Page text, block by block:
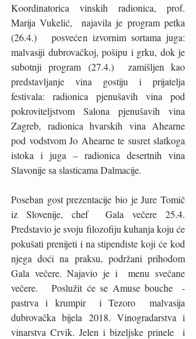
Koordinatorica vinskih radionica, prof.
Marija Vukelić,  najavila je program petka
(26.4.)   posvećen izvornim sortama juga:
malvasiji dubrovačkoj, pošipu i grku, dok je
subotnji program (27.4.)  zamišljen kao
predstavljanje vina gostiju i prijatelja
festivala: radionica pjenušavih vina pod
pokroviteljstvom Salona pjenušavih vina
Zagreb, radionica hvarskih vina Ahearne
pod vodstvom Jo Ahearne te susret slatkoga
istoka i juga – radionica desertnih vina
Slavonije sa slasticama Dalmacije.
Poseban gost prezentacije bio je Jure Tomič
iz Slovenije, chef  Gala večere 25.4.
Predstavio je svoju filozofiju kuhanja koju će
pokušati prenijeti i na stipendiste koji će kod
njega doći na praksu, podržani prihodom
Gala večere. Najavio je i  menu svečane
večere.   Poslužit će se Amuse bouche  -
pastrva i krumpir  i Tezoro  malvasija
dubrovačka bijela 2018. Vinogradarstva i
vinarstva Crvik. Jelen i bizeljske prinele  i